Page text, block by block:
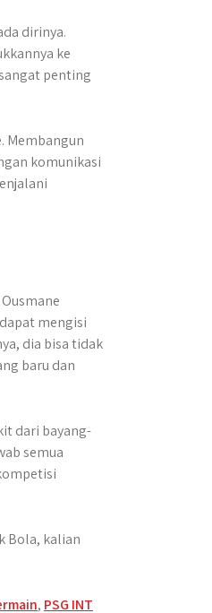
dirinya.
ke
penting
Membangun
komunikasi
mengisi
dia bisa tidak
baru dan
dari bayang-
semua
Bola, kalian
, PSG INT